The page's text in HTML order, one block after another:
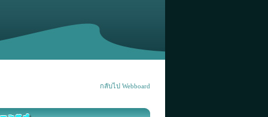
กลับไป Webboard